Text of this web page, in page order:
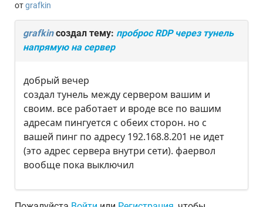
отgrafkin
grafkinсоздал тему: проброс RDP через тунель
напрямую на сервер
добрый вечер
создал тунель между сервером вашим и
своим. все работает и вроде все по вашим
адресам пингуется с обеих сторон. но с
вашей пинг по адресу 192.168.8.201 не идет
(это адрес сервера внутри сети). фаервол
вообще пока выключил